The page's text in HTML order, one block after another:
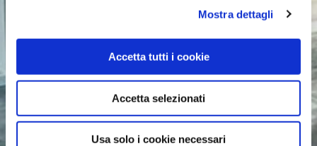
Mostra dettagli
Accetta tutti i cookie
Accetta selezionati
Usa solo i cookie necessari